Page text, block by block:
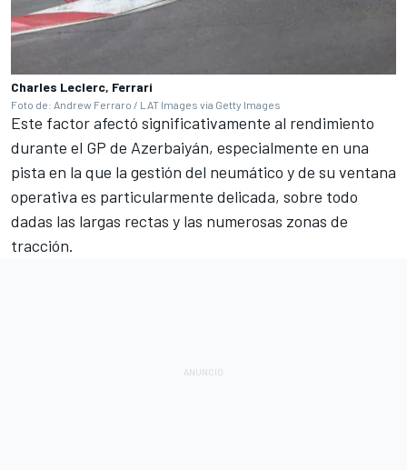
Charles Leclerc, Ferrari
Foto de: Andrew Ferraro / LAT Images via Getty Images
Este factor afectó significativamente al rendimiento
durante el GP de Azerbaiyán, especialmente en una
pista en la que la gestión del neumático y de su ventana
operativa es particularmente delicada, sobre todo
dadas las largas rectas y las numerosas zonas de
tracción.